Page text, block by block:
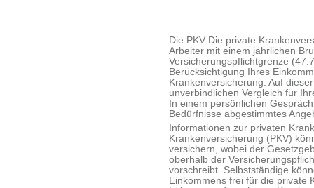
Die PKV Die private
Arbeiter mit einem jährlichen
Versicherungspflichtgrenze
Berücksichtigung Ihres
Krankenversicherung. Auf
unverbindlichen Vergleich für
In einem persönlichen
Bedürfnisse abgestimmtes
Informationen zur privaten
Krankenversicherung (PKV)
versichern, wobei der
oberhalb der
vorschreibt. Selbstständige
Einkommens frei für die private